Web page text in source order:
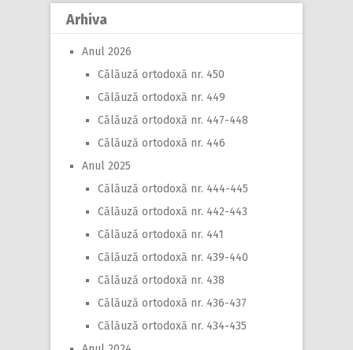
Arhiva
Anul 2026
Călăuză ortodoxă nr. 450
Călăuză ortodoxă nr. 449
Călăuză ortodoxă nr. 447-448
Călăuză ortodoxă nr. 446
Anul 2025
Călăuză ortodoxă nr. 444-445
Călăuză ortodoxă nr. 442-443
Călăuză ortodoxă nr. 441
Călăuză ortodoxă nr. 439-440
Călăuză ortodoxă nr. 438
Călăuză ortodoxă nr. 436-437
Călăuză ortodoxă nr. 434-435